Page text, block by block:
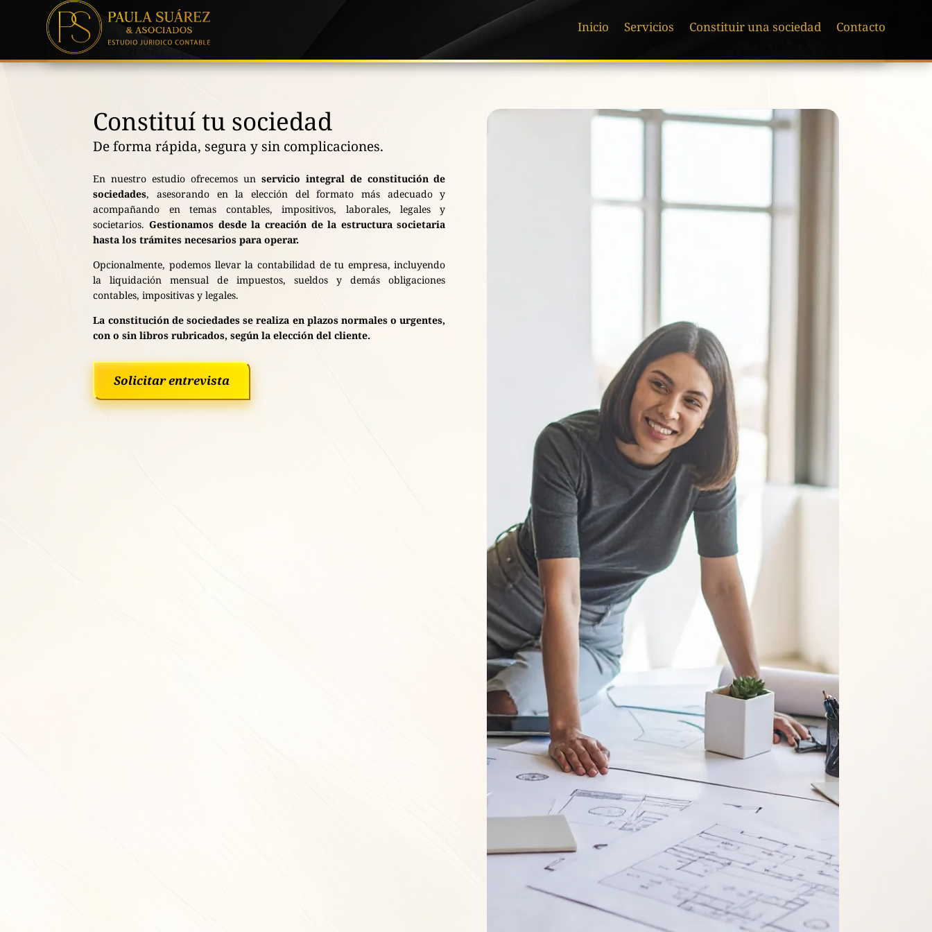
Inicio Servicios Constituir una sociedad Contacto
Constituí tu sociedad
De forma rápida, segura y sin complicaciones.
En nuestro estudio ofrecemos un servicio integral de constitución de
sociedades, asesorando en la elección del formato más adecuado y
acompañando en temas contables, impositivos, laborales, legales y
societarios.Gestionamos desde la creación de la estructura societaria
hasta los trámites necesarios para operar.
Opcionalmente, podemos llevar la contabilidad de tu empresa, incluyendo
la liquidación mensual de impuestos, sueldos y demás obligaciones
contables, impositivas y legales.
La constitución de sociedades se realiza en plazos normales o urgentes,
con o sin libros rubricados, según la elección del cliente.
Solicitar entrevista